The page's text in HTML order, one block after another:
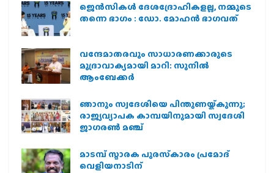
ജെന്‍സികള്‍ ദേശദ്രോഹികളല്ല, നമ്മുടെ
തന്നെ ഭാഗം : ഡോ. മോഹന്‍ ഭാഗവത്
വന്ദേമാതരവും സാധാരണക്കാരുടെ
മുദ്രാവാക്യമായി മാറി: സുനിൽ
ആംബേക്കർ
ഞാനും സ്വദേശിയെ പിന്തുണയ്ക്കുന്നു;
രാജ്യവ്യാപക കാമ്പയിനുമായി സ്വദേശി
ജാഗരണ്‍ മഞ്ച്
മാടമ്പ് സ്മാരക പുരസ്‌കാരം പ്രമോദ്
വെളിയനാടിന്